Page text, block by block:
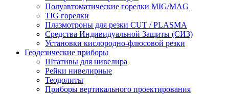
Полуавтоматические горелки MIG/MAG
TIG горелки
Плазмотроны для резки CUT / PLASMA
Средства Индивидуальной Защиты (СИЗ)
Установки кислородно-флюсовой резки
Геодезические приборы
Штативы для нивелира
Рейки нивелирные
Теодолиты
Приборы вертикального проектирования